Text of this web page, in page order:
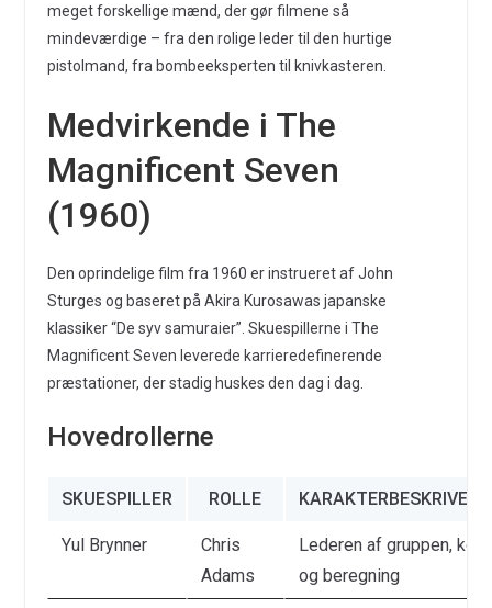
meget forskellige mænd, der gør filmene så
mindeværdige – fra den rolige leder til den hurtige
pistolmand, fra bombeeksperten til knivkasteren.
Medvirkende i The
Magnificent Seven
(1960)
Den oprindelige film fra 1960 er instrueret af John
Sturges og baseret på Akira Kurosawas japanske
klassiker “De syv samuraier”. Skuespillerne i The
Magnificent Seven leverede karrieredefinerende
præstationer, der stadig huskes den dag i dag.
Hovedrollerne
SKUESPILLER ROLLE
Yul Brynner
Chris
Adams
Lederen af gruppen, kold
og beregning